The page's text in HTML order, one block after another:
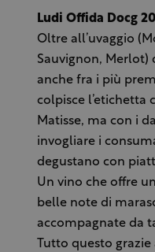
Ludi Offida Docg
Oltre all’uvaggio
Sauvignon, Merlot)
anche fra i più
colpisce l’etichetta
Matisse, ma con i
invogliare i
degustano con
Un vino che offre
belle note di
accompagnate da
Tutto questo